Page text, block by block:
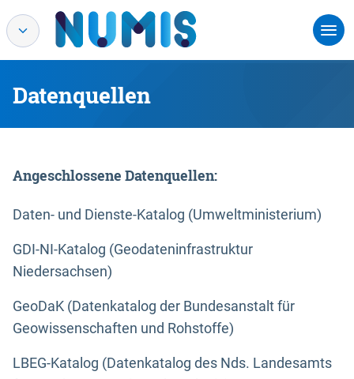
Datenquellen
Angeschlossene Datenquellen:
Daten- und Dienste-Katalog (Umweltministerium)
GDI-NI-Katalog (Geodateninfrastruktur
Niedersachsen)
GeoDaK (Datenkatalog der Bundesanstalt für
Geowissenschaften und Rohstoffe)
LBEG-Katalog (Datenkatalog des Nds. Landesamts